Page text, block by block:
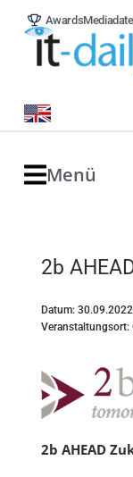
Awards
Menü
2b
Datum: 30.09.2022
Veranstaltungsort:
2b AHEAD